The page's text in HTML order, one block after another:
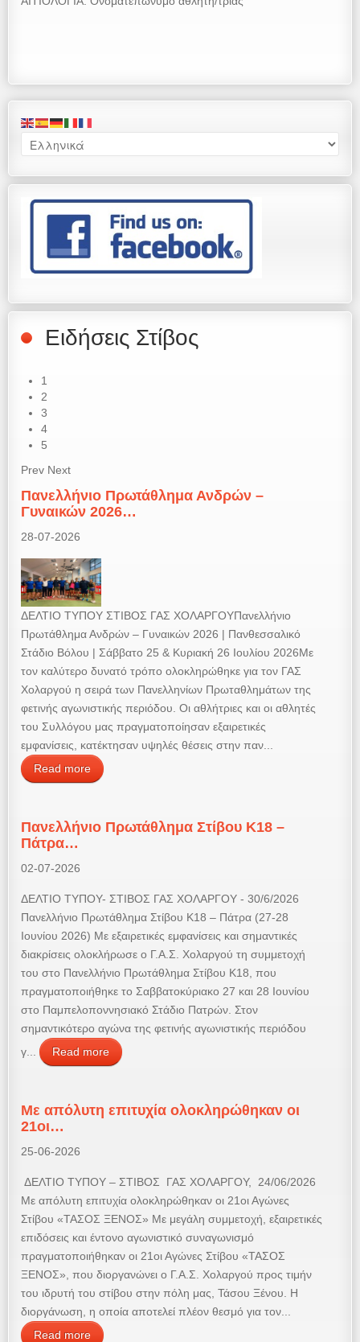
Ειδήσεις Στίβος
1
2
3
4
5
Prev Next
Πανελλήνιο Πρωτάθλημα Ανδρών –
Γυναικών 2026…
28-07-2026
ΔΕΛΤΙΟ ΤΥΠΟΥ ΣΤΙΒΟΣ ΓΑΣ ΧΟΛΑΡΓΟΥΠανελλήνιο
Πρωτάθλημα Ανδρών – Γυναικών 2026 | Πανθεσσαλικό
Στάδιο Βόλου | Σάββατο 25 & Κυριακή 26 Ιουλίου 2026Με
τον καλύτερο δυνατό τρόπο ολοκληρώθηκε για τον ΓΑΣ
Χολαργού η σειρά των Πανελληνίων Πρωταθλημάτων της
φετινής αγωνιστικής περιόδου. Οι αθλήτριες και οι αθλητές
του Συλλόγου μας πραγματοποίησαν εξαιρετικές
εμφανίσεις, κατέκτησαν υψηλές θέσεις στην παν...
Read more
Πανελλήνιο Πρωτάθλημα Στίβου Κ18 –
Πάτρα…
02-07-2026
ΔΕΛΤΙΟ ΤΥΠΟΥ- ΣΤΙΒΟΣ ΓΑΣ ΧΟΛΑΡΓΟΥ - 30/6/2026
Πανελλήνιο Πρωτάθλημα Στίβου Κ18 – Πάτρα (27-28
Ιουνίου 2026) Με εξαιρετικές εμφανίσεις και σημαντικές
διακρίσεις ολοκλήρωσε ο Γ.Α.Σ. Χολαργού τη συμμετοχή
του στο Πανελλήνιο Πρωτάθλημα Στίβου Κ18, που
πραγματοποιήθηκε το Σαββατοκύριακο 27 και 28 Ιουνίου
στο Παμπελοποννησιακό Στάδιο Πατρών. Στον
σημαντικότερο αγώνα της φετινής αγωνιστικής περιόδου
γ...
Read more
Με απόλυτη επιτυχία ολοκληρώθηκαν οι
21οι…
25-06-2026
ΔΕΛΤΙΟ ΤΥΠΟΥ – ΣΤΙΒΟΣ ΓΑΣ ΧΟΛΑΡΓΟΥ, 24/06/2026
Με απόλυτη επιτυχία ολοκληρώθηκαν οι 21οι Αγώνες
Στίβου «ΤΑΣΟΣ ΞΕΝΟΣ» Με μεγάλη συμμετοχή, εξαιρετικές
επιδόσεις και έντονο αγωνιστικό συναγωνισμό
πραγματοποιήθηκαν οι 21οι Αγώνες Στίβου «ΤΑΣΟΣ
ΞΕΝΟΣ», που διοργανώνει ο Γ.Α.Σ. Χολαργού προς τιμήν
του ιδρυτή του στίβου στην πόλη μας, Τάσου Ξένου. Η
διοργάνωση, η οποία αποτελεί πλέον θεσμό για τον...
Read more